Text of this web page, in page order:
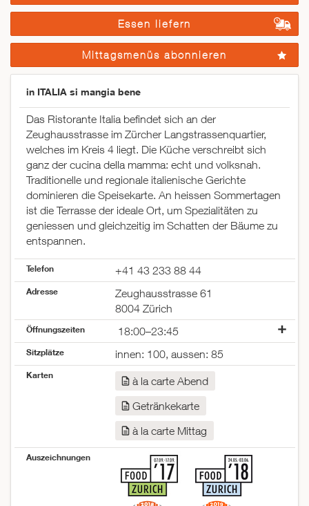
Essen liefern
Mittagsmenüs abonnieren
in ITALIA si mangia bene
Das Ristorante Italia befindet sich an der
Zeughausstrasse im Zürcher Langstrassenquartier,
welches im Kreis 4 liegt. Die Küche verschreibt sich
ganz der cucina della mamma: echt und volksnah.
Traditionelle und regionale italienische Gerichte
dominieren die Speisekarte. An heissen Sommertagen
ist die Terrasse der ideale Ort, um Spezialitäten zu
geniessen und gleichzeitig im Schatten der Bäume zu
entspannen.
Telefon +41 43 233 88 44
Adresse
Zeughausstrasse 61
8004 Zürich
Öffnungszeiten
18:00–23:45
Montag
Dienstag
11:30–14:00
18:00–23:45
11:30–14:00
11:30–14:00
11:30–14:00
18:00–23:45
11:30–14:00
18:00–23:45
18:00–23:45
Sitzplätze innen: 100, aussen: 85
Karten
à la carte Abend
Getränkekarte
à la carte Mittag
Auszeichnungen